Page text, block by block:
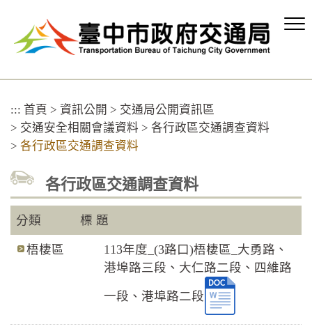
容
::: 首頁 > 資訊公開 > 交通局公開資訊區
> 交通安全相關會議資料 > 各行政區交通調查資料
> 各行政區交通調查資料
各行政區交通調查資料
分類 標 題
梧棲區
113年度_(3路口)梧棲區_大勇路、
港埠路三段、大仁路二段、四維路
一段、港埠路二段